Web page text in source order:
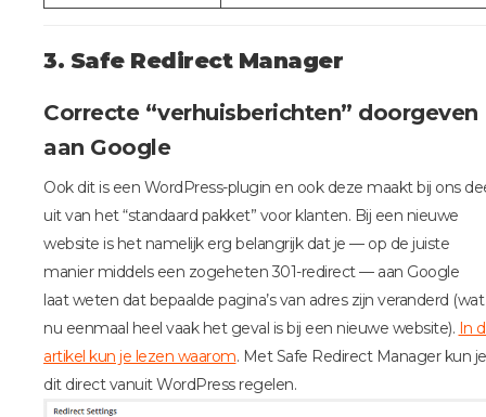
3. Safe Redirect Manager
Correcte “verhuisberichten” doorgeven
aan Google
Ook dit is een WordPress-plugin en ook deze maakt bij ons
uit van het “standaard pakket” voor klanten. Bij een nieuwe
website is het namelijk erg belangrijk dat je — op de juiste
manier middels een zogeheten 301-redirect — aan Google
laat weten dat bepaalde pagina’s van adres zijn veranderd (wat
nu eenmaal heel vaak het geval is bij een nieuwe website). In
artikel kun je lezen waarom. Met Safe Redirect Manager kun je
dit direct vanuit WordPress regelen.